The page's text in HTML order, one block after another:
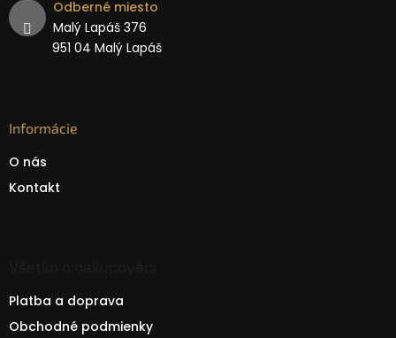
Odberné miesto
Malý Lapáš 376
951 04 Malý Lapáš
Informácie
O nás
Kontakt
Platba a doprava
Obchodné podmienky